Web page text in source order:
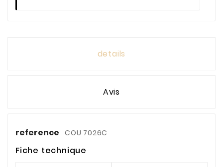
details
Avis
reference COU 7026C
Fiche technique